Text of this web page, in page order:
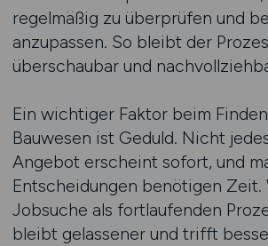
regelmäßig zu überprüfen und
anzupassen. So bleibt der
überschaubar und
Ein wichtiger Faktor beim
Bauwesen ist Geduld. Nicht
Angebot erscheint sofort, und
Entscheidungen benötigen Zeit.
Jobsuche als fortlaufenden
bleibt gelassener und trifft